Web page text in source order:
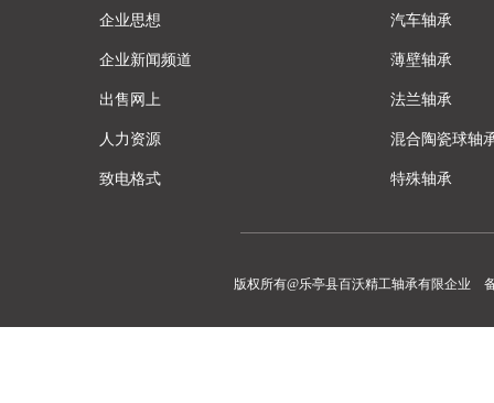
企业思想
企业新闻频道
出售网上
人力资源
致电格式
汽车轴承
薄壁轴承
法兰轴承
混合陶瓷球轴
特殊轴承
版权所有@乐亭县百沃精工轴承有限企业